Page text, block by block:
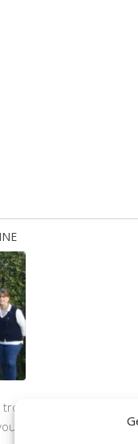
les
souhaitez enrichir